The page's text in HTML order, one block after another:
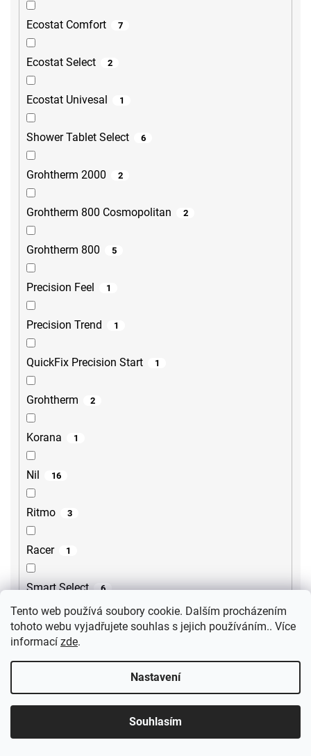
Tento web používá soubory cookie. Dalším procházením
tohoto webu vyjadřujete souhlas s jejich používáním.. Více
informací zde.
Nastavení
Souhlasím
Ecostat Comfort 7
Ecostat Select 2
Ecostat Univesal 1
Shower Tablet Select 6
Grohtherm 2000 2
Grohtherm 800 Cosmopolitan 2
Grohtherm 800 5
Precision Feel 1
Precision Trend 1
QuickFix Precision Start 1
Grohtherm 2
Korana 1
Nil 16
Ritmo 3
Racer 1
Smart Select 6
Treneca 1
Metalia 54 3
Cubemix 6